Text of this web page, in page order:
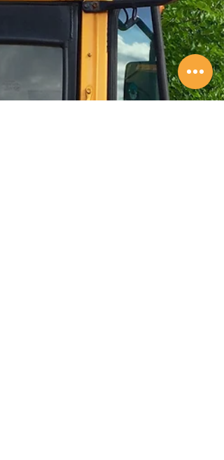
Üniversiteleri
Bu yazı ilk olarak 14 Ağustos tarihinde
Eğitim Ajansı'nda yayınlanmıştır. Yurt dışı
eğitim denilince akla daha çok üniversite,
yurt...